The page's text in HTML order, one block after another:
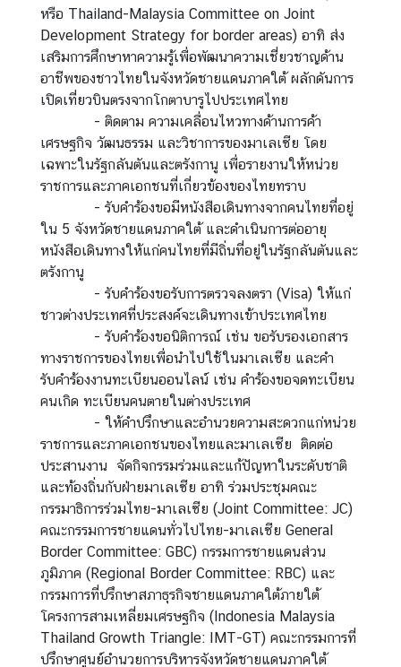
v
e
l
อ
มู
ล
ห
รั
บ
น
ท
ย
บ
ริ
ก
า
ร
|
S
e
r
v
i
หรือ Thailand-Malaysia Committee on Joint
Development Strategy for border areas) อาทิ ส่ง
เสริมการศึกษาหาความรู้เพื่อพัฒนาความเชี่ยวชาญด้าน
อาชีพของชาวไทยในจังหวัดชายแดนภาคใต้ ผลักดันการ
เปิดเที่ยวบินตรงจากโกตาบารูไปประเทศไทย
- ติดตาม ความเคลื่อนไหวทางด้านการค้า
เศรษฐกิจ วัฒนธรรม และวิชาการของมาเลเซีย โดย
เฉพาะในรัฐกลันตันและตรังกานู เพื่อรายงานให้หน่วย
ราชการและภาคเอกชนที่เกี่ยวข้องของไทยทราบ
- รับคำร้องขอมีหนังสือเดินทางจากคนไทยที่อยู่
ใน 5 จังหวัดชายแดนภาคใต้ และดำเนินการต่ออายุ
หนังสือเดินทางให้แก่คนไทยที่มีถิ่นที่อยู่ในรัฐกลันตันและ
ตรังกานู
- รับคำร้องขอรับการตรวจลงตรา (Visa) ให้แก่
ชาวต่างประเทศที่ประสงค์จะเดินทางเข้าประเทศไทย
- รับคำร้องขอนิติการณ์ เช่น ขอรับรองเอกสาร
ทางราชการของไทยเพื่อนำไปใช้ในมาเลเซีย และคำ
รับคำร้องงานทะเบียนออนไลน์ เช่น คำร้องขอจดทะเบียน
คนเกิด ทะเบียนคนตายในต่างประเทศ
- ให้คำปรึกษาและอำนวยความสะดวกแก่หน่วย
ราชการและภาคเอกชนของไทยและมาเลเซีย ติดต่อ
ประสานงาน จัดกิจกรรมร่วมและแก้ปัญหาในระดับชาติ
และท้องถิ่นกับฝ่ายมาเลเซีย อาทิ ร่วมประชุมคณะ
กรรมาธิการร่วมไทย-มาเลเซีย (Joint Committee: JC)
คณะกรรมการชายแดนทั่วไปไทย-มาเลเซีย General
Border Committee: GBC) กรรมการชายแดนส่วน
ภูมิภาค (Regional Border Committee: RBC) และ
กรรมการที่ปรึกษาสภาธุรกิจชายแดนภาคใต้ภายใต้
โครงการสามเหลี่ยมเศรษฐกิจ (Indonesia Malaysia
Thailand Growth Triangle: IMT-GT) คณะกรรมการที่
ปรึกษาศูนย์อำนวยการบริหารจังหวัดชายแดนภาคใต้